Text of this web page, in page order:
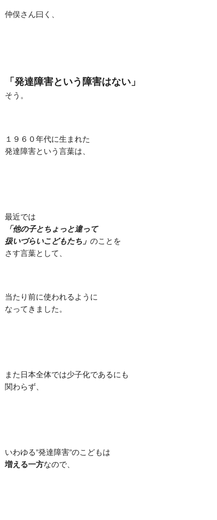
仲俣さん曰く、
「発達障害という障害はない」
そう。
１９６０年代に生まれた
発達障害という言葉は、
最近では
「他の子とちょっと違って
扱いづらいこどもたち」 のことを
さす言葉として、
当たり前に使われるように
なってきました。
また日本全体では少子化であるにも
関わらず、
いわゆる”発達障害”のこどもは
増える一方なので、